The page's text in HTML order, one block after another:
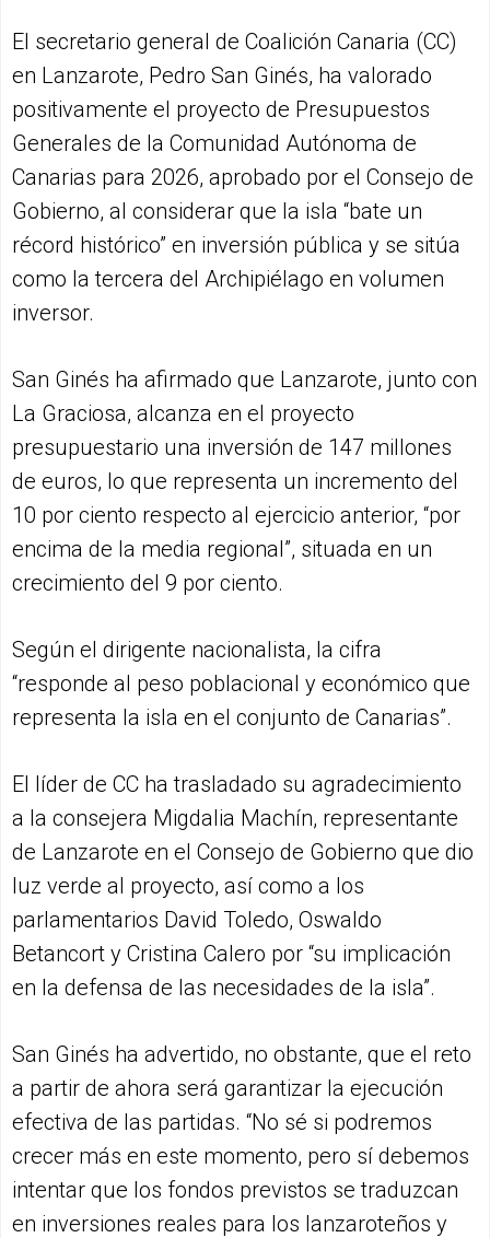
El secretario general de Coalición Canaria (CC)
en Lanzarote, Pedro San Ginés, ha valorado
positivamente el proyecto de Presupuestos
Generales de la Comunidad Autónoma de
Canarias para 2026, aprobado por el Consejo de
Gobierno, al considerar que la isla “bate un
récord histórico” en inversión pública y se sitúa
como la tercera del Archipiélago en volumen
inversor.
San Ginés ha afirmado que Lanzarote, junto con
La Graciosa, alcanza en el proyecto
presupuestario una inversión de 147 millones
de euros, lo que representa un incremento del
10 por ciento respecto al ejercicio anterior, “por
encima de la media regional”, situada en un
crecimiento del 9 por ciento.
Según el dirigente nacionalista, la cifra
“responde al peso poblacional y económico que
representa la isla en el conjunto de Canarias”.
El líder de CC ha trasladado su agradecimiento
a la consejera Migdalia Machín, representante
de Lanzarote en el Consejo de Gobierno que dio
luz verde al proyecto, así como a los
parlamentarios David Toledo, Oswaldo
Betancort y Cristina Calero por “su implicación
en la defensa de las necesidades de la isla”.
San Ginés ha advertido, no obstante, que el reto
a partir de ahora será garantizar la ejecución
efectiva de las partidas. “No sé si podremos
crecer más en este momento, pero sí debemos
intentar que los fondos previstos se traduzcan
en inversiones reales para los lanzaroteños y